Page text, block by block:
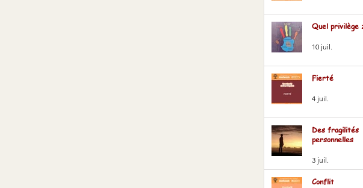
Quel privilège
10 juil.
Fierté
4 juil.
Des fragilités
personnelles
3 juil.
Conflit